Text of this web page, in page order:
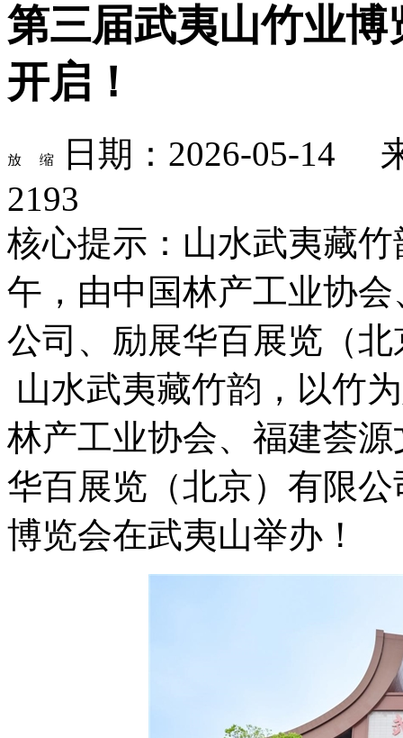
第三届武夷山竹业
开启！
日期：2026-05-14
2193
核心提示：山水武夷藏
午，由中国林产工业协
公司、励展华百展览（
山水武夷藏竹韵，以竹
林产工业协会、福建荟
华百展览（北京）有限
博览会在武夷山举办！